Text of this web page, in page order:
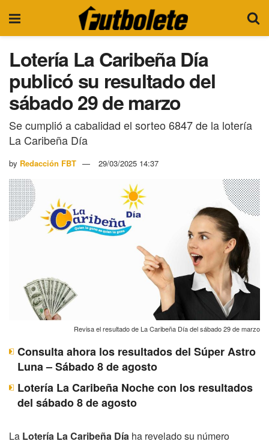
Lotería La Caribeña Día
publicó su resultado del
sábado 29 de marzo
Se cumplió a cabalidad el sorteo 6847 de la lotería
La Caribeña Día
by Redacción FBT 29/03/2025 14:37
Revisa el resultado de La Caribeña Día del sábado 29 de marzo
Consulta ahora los resultados del Súper Astro
Luna – Sábado 8 de agosto
Lotería La Caribeña Noche con los resultados
del sábado 8 de agosto
La Lotería La Caribeña Día ha revelado su número